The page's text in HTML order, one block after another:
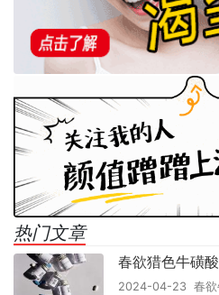
热门文章
春欲猎色牛磺
2024-04-23 春欲